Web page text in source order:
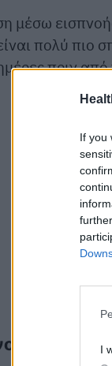
If you
I
μέσω
πολύ πιο
πριν